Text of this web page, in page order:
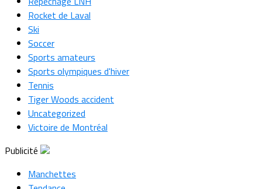
Rocket de Laval
Ski
Soccer
Sports amateurs
Sports olympiques d'hiver
Tennis
Tiger Woods accident
Uncategorized
Victoire de Montréal
Publicité
Manchettes